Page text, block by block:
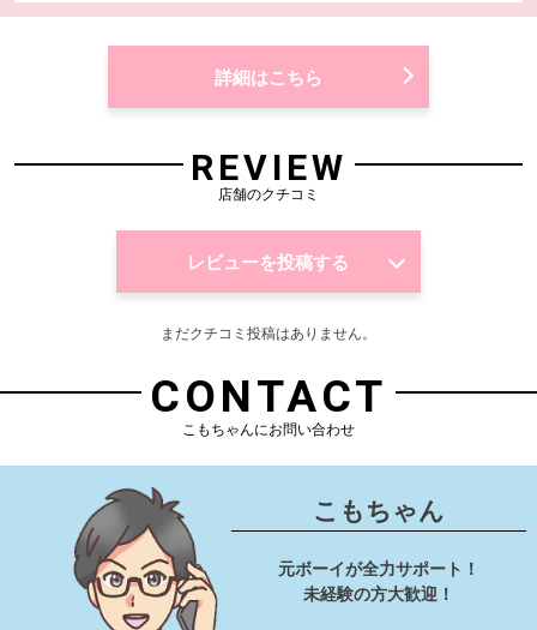
詳細はこちら
REVIEW
店舗のクチコミ
レビューを投稿する
まだクチコミ投稿はありません。
CONTACT
こもちゃんにお問い合わせ
こもちゃん
元ボーイが全力サポート！
未経験の方大歓迎！